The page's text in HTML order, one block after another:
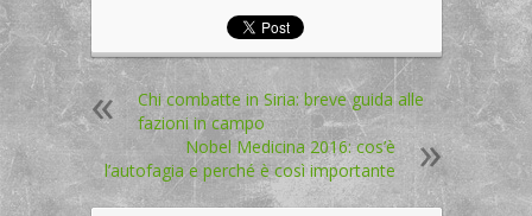
Chi combatte in Siria: breve guida alle
fazioni in campo
Nobel Medicina 2016: cos’è
l’autofagia e perché è così importante